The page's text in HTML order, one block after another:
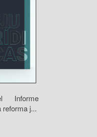
Informe
reforma j...